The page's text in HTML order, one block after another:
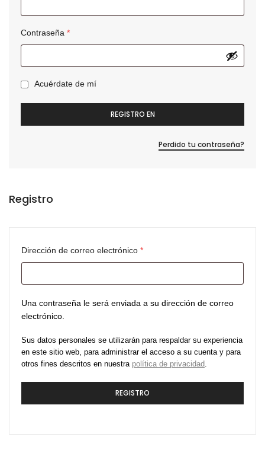
Contraseña *
Acuérdate de mí
REGISTRO EN
Perdido tu contraseña?
Registro
Dirección de correo electrónico *
Una contraseña le será enviada a su dirección de correo
electrónico.
Sus datos personales se utilizarán para respaldar su experiencia
en este sitio web, para administrar el acceso a su cuenta y para
otros fines descritos en nuestra política de privacidad
REGISTRO